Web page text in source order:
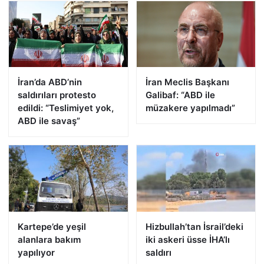
İran’da ABD’nin
saldırıları protesto
edildi: “Teslimiyet yok,
ABD ile savaş”
İran Meclis Başkanı
Galibaf: “ABD ile
müzakere yapılmadı”
Kartepe’de yeşil
alanlara bakım
yapılıyor
Hizbullah’tan İsrail’deki
iki askeri üsse İHA’lı
saldırı